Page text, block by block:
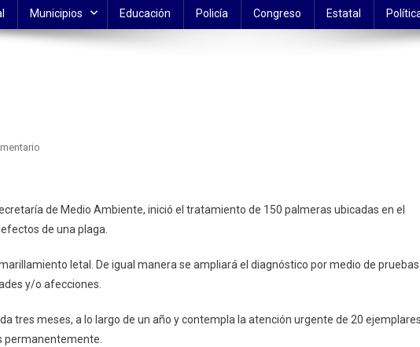
Municipios Educación Policía Congreso Estatal
de Medio Ambiente, inició el tratamiento de 150 palmeras ubicadas en el
de una plaga.
letal. De igual manera se ampliará el diagnóstico por medio de pruebas
y/o afecciones.
tres meses, a lo largo de un año y contempla la atención urgente de 20
permanentemente.